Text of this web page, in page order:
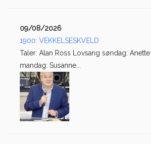
09/08/2026
1900: VEKKELSESKVELD
Taler: Alan Ross Lovsang søndag:
mandag: Susanne...